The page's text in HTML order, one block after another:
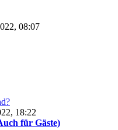
08:07
18:22
für Gäste)